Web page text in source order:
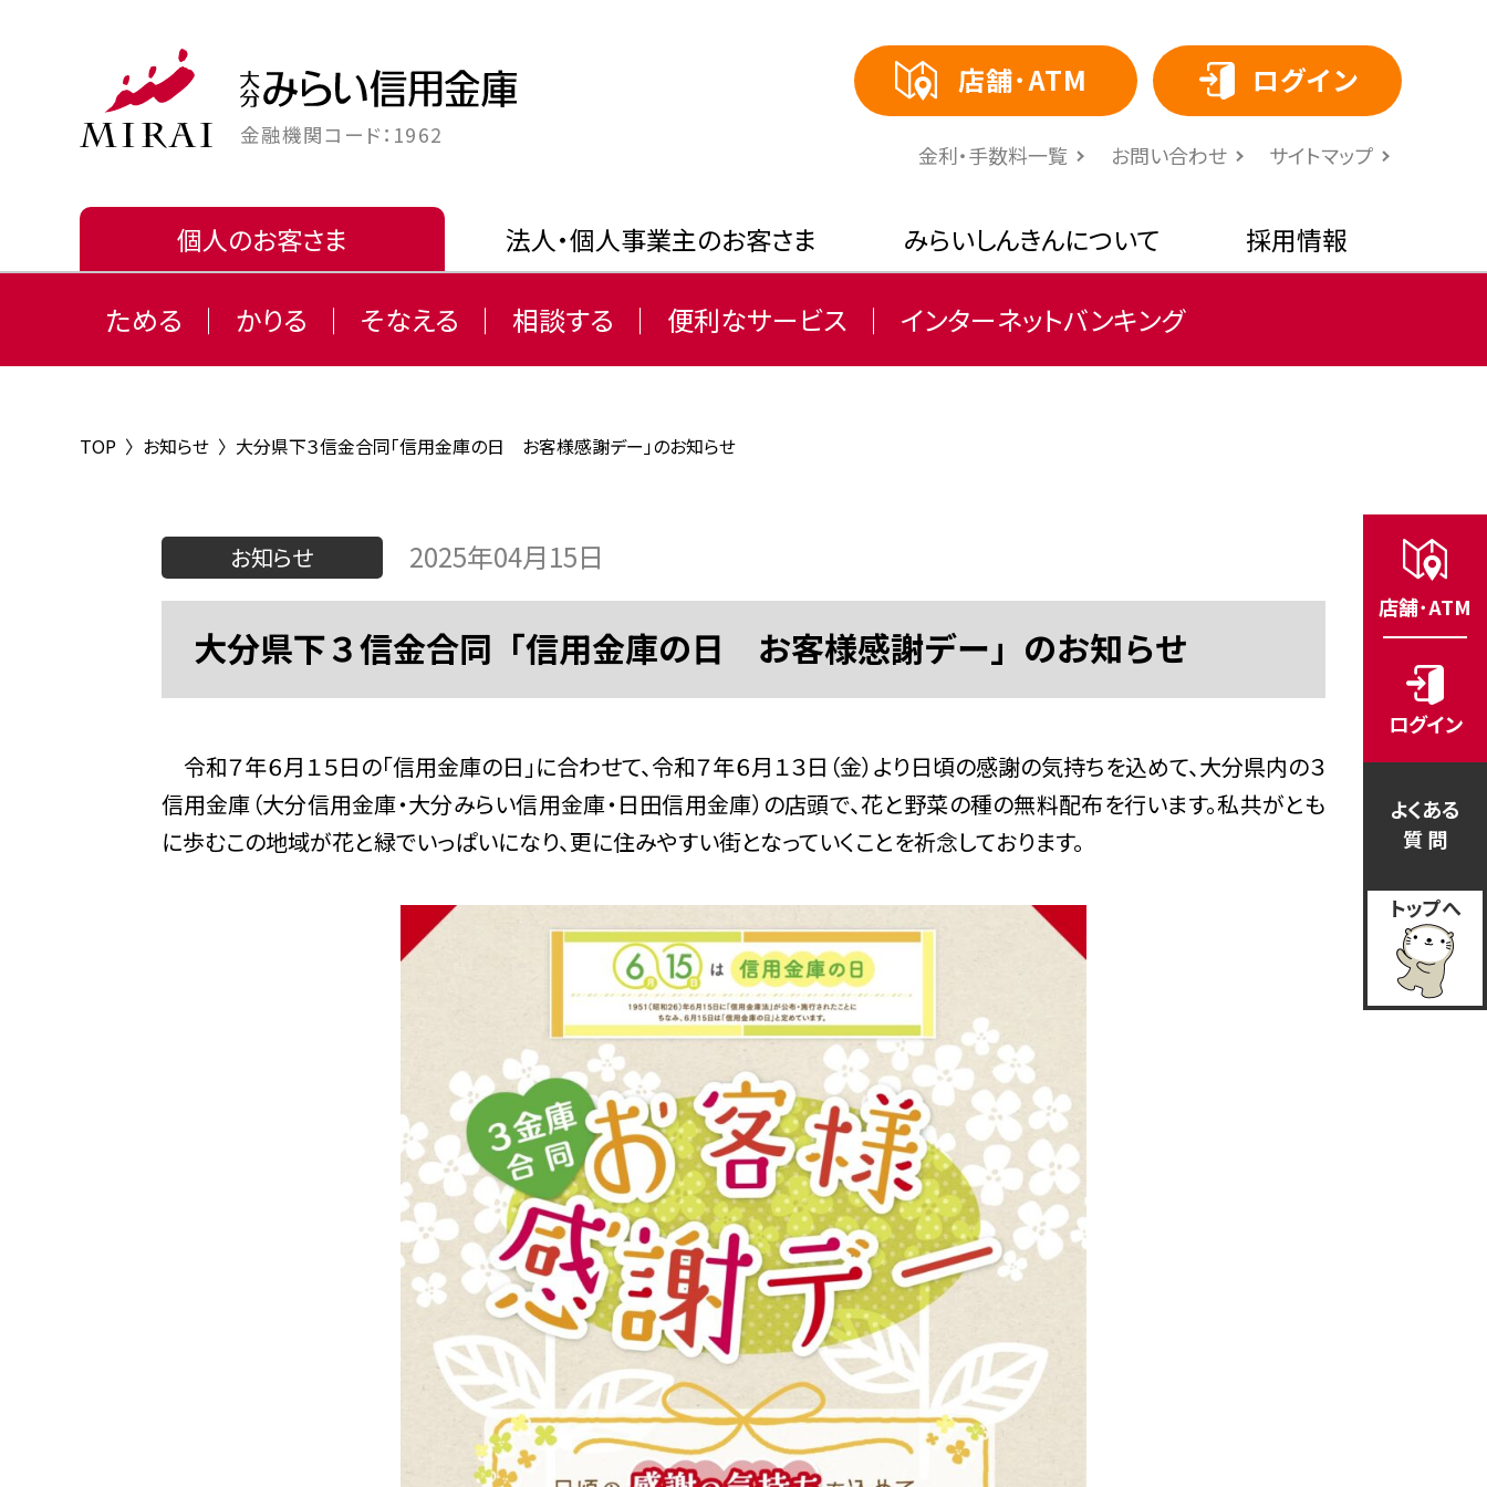
金融機関コード：1962
個人のお客さま
ためる かりる そなえる 相談する 便利なサービス インターネットバンキング
法人・個人事業主のお客さま みらいしんきんについて 採用情報
店舗･ATM ログイン
⾦利・⼿数料⼀覧 お問い合わせ サイトマップ
TOP 〉 お知らせ 〉 大分県下３信金合同「信用金庫の日 お客様感謝デー」のお知らせ
お知らせ 2025年04月15日
大分県下３信金合同「信用金庫の日 お客様感謝デー」のお知らせ
令和７年６月１５日の「信用金庫の日」に合わせて、令和７年６月１３日（金）より日頃の感謝の気持ちを込めて、大分県内の３
信用金庫（大分信用金庫・大分みらい信用金庫・日田信用金庫）の店頭で、花と野菜の種の無料配布を行います。私共がとも
に歩むこの地域が花と緑でいっぱいになり、更に住みやすい街となっていくことを祈念しております。
店舗･ATM
ログイン
よくある
質 問
トップへ